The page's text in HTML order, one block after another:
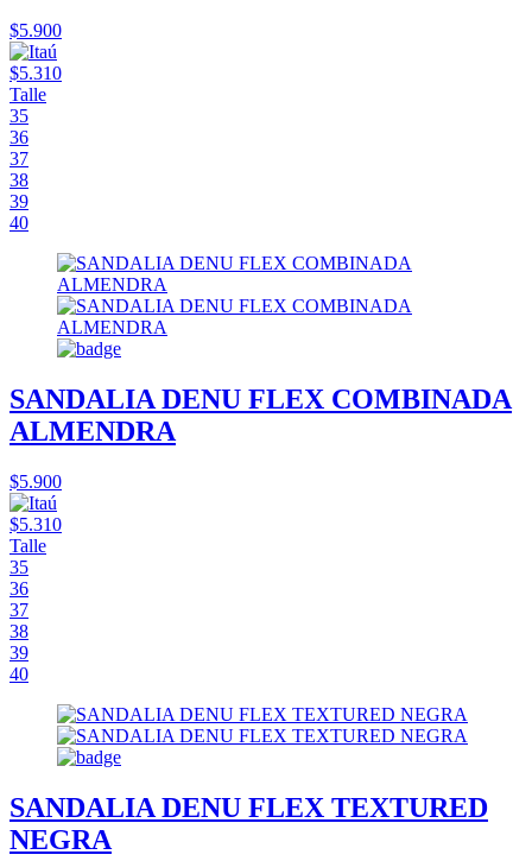
$5.900
$5.310
Talle
35
36
37
38
39
40
SANDALIA DENU FLEX COMBINADA
ALMENDRA
$5.900
$5.310
Talle
35
36
37
38
39
40
SANDALIA DENU FLEX TEXTURED
NEGRA